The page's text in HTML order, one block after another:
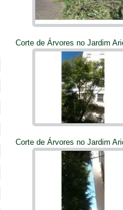
Corte de Árvores no Jardim
Corte de Árvores no Jardim